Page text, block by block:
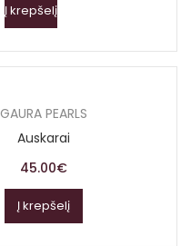
Į krepšelį
GAURA PEARLS
Auskarai
45.00€
Į krepšelį